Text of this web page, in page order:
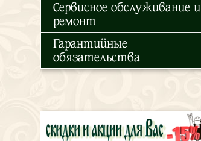
Сервисное обслуживание и
ремонт
Гарантийные
обязательства